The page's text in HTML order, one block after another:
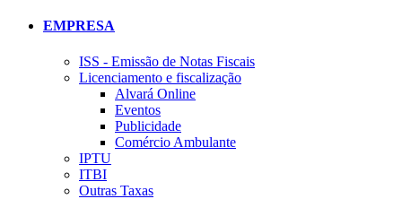
EMPRESA
ISS - Emissão de Notas Fiscais
Licenciamento e fiscalização
Alvará Online
Eventos
Publicidade
Comércio Ambulante
IPTU
ITBI
Outras Taxas